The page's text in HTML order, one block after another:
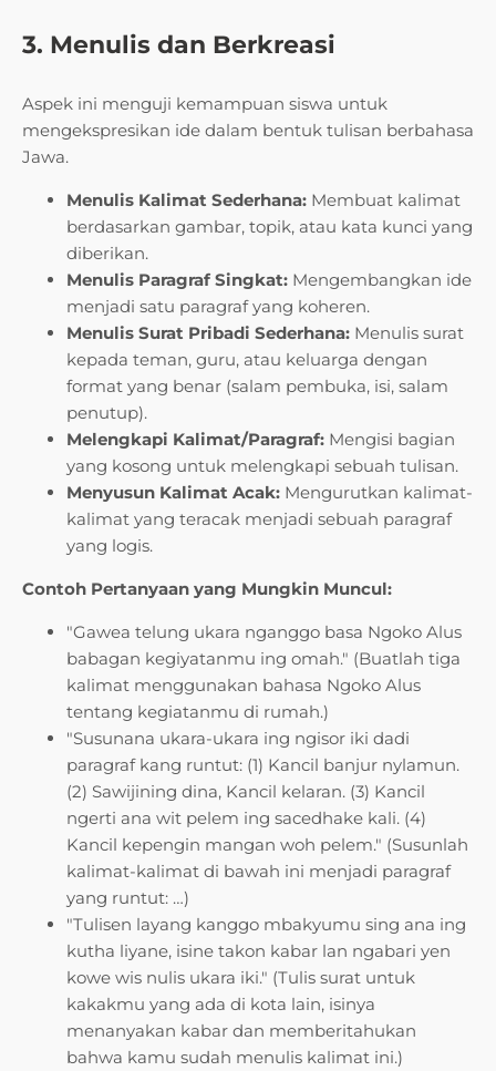
3. Menulis dan Berkreasi
Aspek ini menguji kemampuan siswa untuk
mengekspresikan ide dalam bentuk tulisan berbahasa
Jawa.
Menulis Kalimat Sederhana: Membuat kalimat
berdasarkan gambar, topik, atau kata kunci yang
diberikan.
Menulis Paragraf Singkat: Mengembangkan ide
menjadi satu paragraf yang koheren.
Menulis Surat Pribadi Sederhana: Menulis surat
kepada teman, guru, atau keluarga dengan
format yang benar (salam pembuka, isi, salam
penutup).
Melengkapi Kalimat/Paragraf: Mengisi bagian
yang kosong untuk melengkapi sebuah tulisan.
Menyusun Kalimat Acak: Mengurutkan kalimat-
kalimat yang teracak menjadi sebuah paragraf
yang logis.
Contoh Pertanyaan yang Mungkin Muncul:
"Gawea telung ukara nganggo basa Ngoko Alus
babagan kegiyatanmu ing omah." (Buatlah tiga
kalimat menggunakan bahasa Ngoko Alus
tentang kegiatanmu di rumah.)
"Susunana ukara-ukara ing ngisor iki dadi
paragraf kang runtut: (1) Kancil banjur nylamun.
(2) Sawijining dina, Kancil kelaran. (3) Kancil
ngerti ana wit pelem ing sacedhake kali. (4)
Kancil kepengin mangan woh pelem." (Susunlah
kalimat-kalimat di bawah ini menjadi paragraf
yang runtut: …)
"Tulisen layang kanggo mbakyumu sing ana ing
kutha liyane, isine takon kabar lan ngabari yen
kowe wis nulis ukara iki." (Tulis surat untuk
kakakmu yang ada di kota lain, isinya
menanyakan kabar dan memberitahukan
bahwa kamu sudah menulis kalimat ini.)